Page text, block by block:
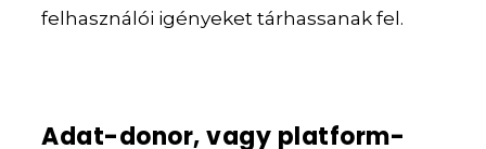
felhasználói igényeket tárhassanak fel.
Adat-donor, vagy platform-